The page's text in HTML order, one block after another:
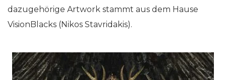
dazugehörige Artwork stammt aus dem Hause
VisionBlacks (Nikos Stavridakis).